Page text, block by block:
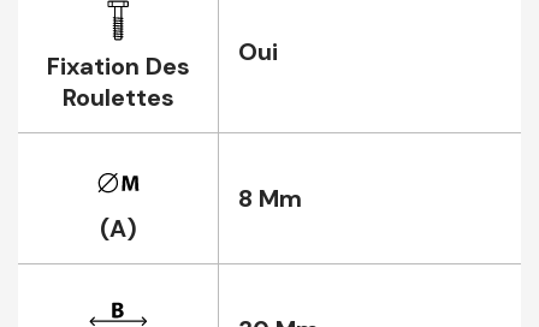
Fixation Des
Roulettes
Oui
(A)
8 Mm